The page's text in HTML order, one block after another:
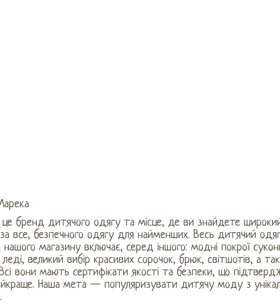
бренд дитячого одягу та місце, де ви знайдете широкий
все, безпечного одягу для найменших. Весь дитячий
нашого магазину включає, серед іншого: модні покрої
великий вибір красивих сорочок, брюк, світшотів, а
вони мають сертифікати якості та безпеки, що
Наша мета — популяризувати дитячу моду з